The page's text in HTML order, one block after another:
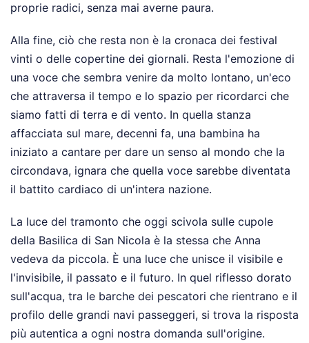
proprie radici, senza mai averne paura.
Alla fine, ciò che resta non è la cronaca dei festival
vinti o delle copertine dei giornali. Resta l'emozione di
una voce che sembra venire da molto lontano, un'eco
che attraversa il tempo e lo spazio per ricordarci che
siamo fatti di terra e di vento. In quella stanza
affacciata sul mare, decenni fa, una bambina ha
iniziato a cantare per dare un senso al mondo che la
circondava, ignara che quella voce sarebbe diventata
il battito cardiaco di un'intera nazione.
La luce del tramonto che oggi scivola sulle cupole
della Basilica di San Nicola è la stessa che Anna
vedeva da piccola. È una luce che unisce il visibile e
l'invisibile, il passato e il futuro. In quel riflesso dorato
sull'acqua, tra le barche dei pescatori che rientrano e il
profilo delle grandi navi passeggeri, si trova la risposta
più autentica a ogni nostra domanda sull'origine.